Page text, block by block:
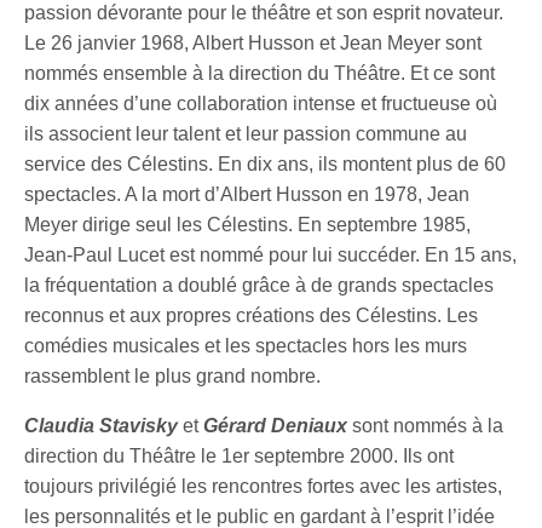
passion dévorante pour le théâtre et son esprit novateur.
Le 26 janvier 1968, Albert Husson et Jean Meyer sont
nommés ensemble à la direction du Théâtre. Et ce sont
dix années d’une collaboration intense et fructueuse où
ils associent leur talent et leur passion commune au
service des Célestins. En dix ans, ils montent plus de 60
spectacles. A la mort d’Albert Husson en 1978, Jean
Meyer dirige seul les Célestins. En septembre 1985,
Jean-Paul Lucet est nommé pour lui succéder. En 15 ans,
la fréquentation a doublé grâce à de grands spectacles
reconnus et aux propres créations des Célestins. Les
comédies musicales et les spectacles hors les murs
rassemblent le plus grand nombre.
Claudia StaviskyetGérard Deniaux sont nommés à la
direction du Théâtre le 1er septembre 2000. Ils ont
toujours privilégié les rencontres fortes avec les artistes,
les personnalités et le public en gardant à l’esprit l’idée